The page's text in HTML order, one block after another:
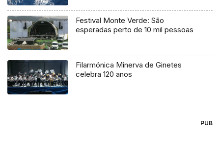
Festival Monte Verde: São
esperadas perto de 10 mil pessoas
Filarmónica Minerva de Ginetes
celebra 120 anos
PUB